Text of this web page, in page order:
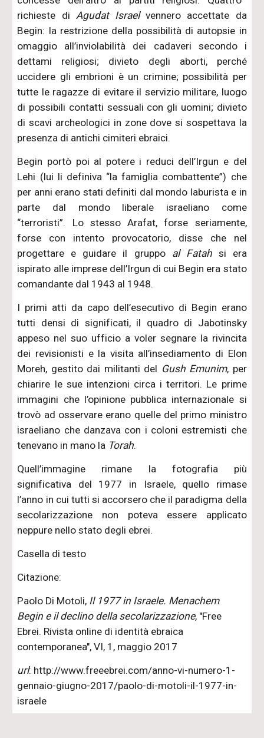
richieste di Agudat Israelvennero accettate da
Begin: la restrizione della possibilità di autopsie in
omaggio all’inviolabilità dei cadaveri secondo i
dettami religiosi; divieto degli aborti, perché
uccidere gli embrioni è un crimine; possibilità per
tutte le ragazze di evitare il servizio militare, luogo
di possibili contatti sessuali con gli uomini; divieto
di scavi archeologici in zone dove si sospettava la
presenza di antichi cimiteri ebraici.
Begin portò poi al potere i reduci dell’Irgun e del
Lehi (lui li definiva “la famiglia combattente”) che
per anni erano stati definiti dal mondo laburista e in
parte dal mondo liberale israeliano come
“terroristi”. Lo stesso Arafat, forse seriamente,
forse con intento provocatorio, disse che nel
progettare e guidare il gruppo al Fatahsi era
ispirato alle imprese dell’Irgun di cui Begin era stato
comandante dal 1943 al 1948.
I primi atti da capo dell’esecutivo di Begin erano
tutti densi di significati, il quadro di Jabotinsky
appeso nel suo ufficio a voler segnare la rivincita
dei revisionisti e la visita all’insediamento di Elon
Moreh, gestito dai militanti del Gush Emunim, per
chiarire le sue intenzioni circa i territori. Le prime
immagini che l’opinione pubblica internazionale si
trovò ad osservare erano quelle del primo ministro
israeliano che danzava con i coloni estremisti che
tenevano in mano la Torah.
Quell’immagine rimane la fotografia più
significativa del 1977 in Israele, quello rimase
l’anno in cui tutti si accorsero che il paradigma della
secolarizzazione non poteva essere applicato
neppure nello stato degli ebrei.
Casella di testo
Citazione:
Paolo Di Motoli, Il 1977 in Israele. Menachem
Begin e il declino della secolarizzazione, "Free
Ebrei. Rivista online di identità ebraica
contemporanea", VI, 1, maggio 2017
url: http://www.freeebrei.com/anno-vi-numero-1-
gennaio-giugno-2017/paolo-di-motoli-il-1977-in-
israele